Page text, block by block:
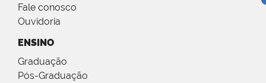
Fale conosco
Ouvidoria
ENSINO
Graduação
Pós-Graduação